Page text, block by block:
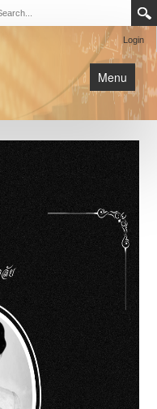
Login
Menu